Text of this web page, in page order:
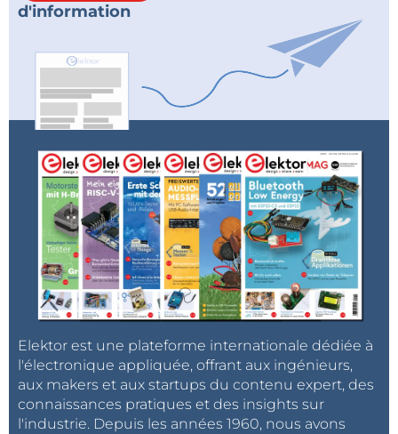
d'information
Elektor est une plateforme internationale dédiée à
l'électronique appliquée, offrant aux ingénieurs,
aux makers et aux startups du contenu expert, des
connaissances pratiques et des insights sur
l'industrie. Depuis les années 1960, nous avons